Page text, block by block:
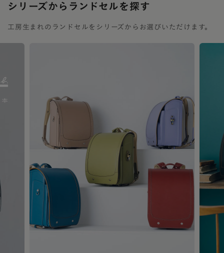
シリーズからランドセルを探す
工房生まれのランドセルをシリーズからお選びいただけます。